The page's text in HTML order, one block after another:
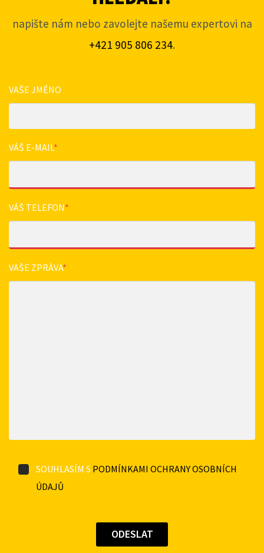
napište nám nebo zavolejte našemu expertovi na
+421 905 806 234.
VAŠE JMÉNO
VÁŠ E-MAIL*
VÁŠ TELEFON*
VAŠE ZPRÁVA*
SOUHLASÍM S PODMÍNKAMI OCHRANY OSOBNÍCH
ÚDAJŮ